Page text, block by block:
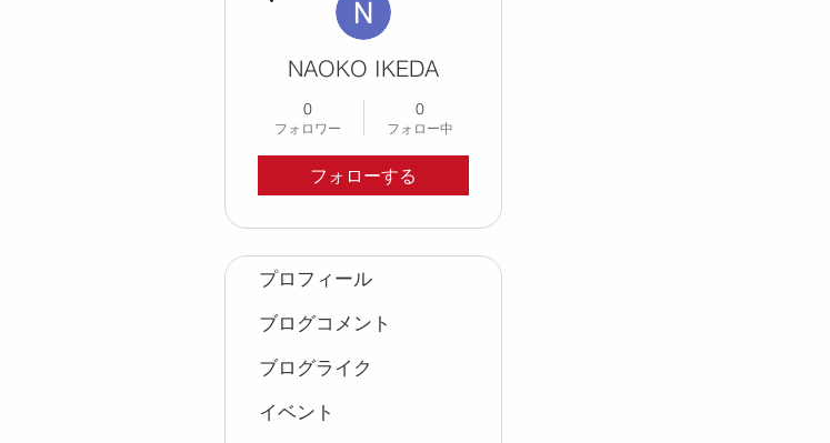
NAOKO IKEDA
0
フォロワー
0
フォロー中
フォローする
プロフィール
ブログコメント
ブログライク
イベント